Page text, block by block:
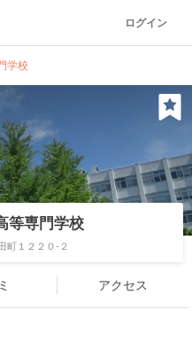
ログイン
学校
等専門学校
町１２２０-２
アクセス